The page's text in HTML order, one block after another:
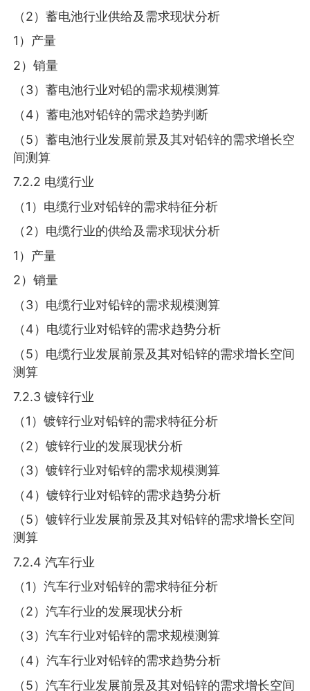
（2）蓄电池行业供给及需求现状分析
1）产量
2）销量
（3）蓄电池行业对铅的需求规模测算
（4）蓄电池对铅锌的需求趋势判断
（5）蓄电池行业发展前景及其对铅锌的需求增长空
间测算
7.2.2 电缆行业
（1）电缆行业对铅锌的需求特征分析
（2）电缆行业的供给及需求现状分析
1）产量
2）销量
（3）电缆行业对铅锌的需求规模测算
（4）电缆行业对铅锌的需求趋势分析
（5）电缆行业发展前景及其对铅锌的需求增长空间
测算
7.2.3 镀锌行业
（1）镀锌行业对铅锌的需求特征分析
（2）镀锌行业的发展现状分析
（3）镀锌行业对铅锌的需求规模测算
（4）镀锌行业对铅锌的需求趋势分析
（5）镀锌行业发展前景及其对铅锌的需求增长空间
测算
7.2.4 汽车行业
（1）汽车行业对铅锌的需求特征分析
（2）汽车行业的发展现状分析
（3）汽车行业对铅锌的需求规模测算
（4）汽车行业对铅锌的需求趋势分析
（5）汽车行业发展前景及其对铅锌的需求增长空间